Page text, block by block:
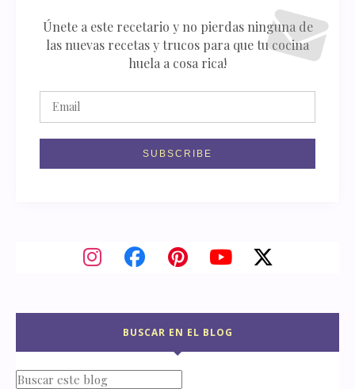
Únete a este recetario y no pierdas ninguna de
las nuevas recetas y trucos para que tu cocina
huela a cosa rica!
BUSCAR EN EL BLOG